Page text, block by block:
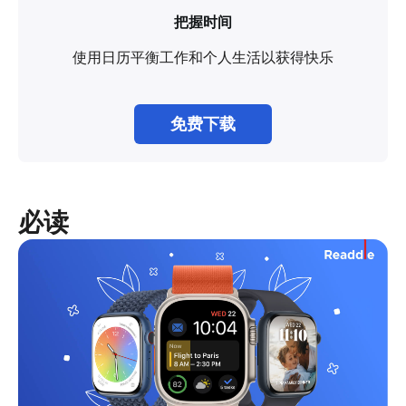
把握时间
使用日历平衡工作和个人生活以获得快乐
免费下载
必读